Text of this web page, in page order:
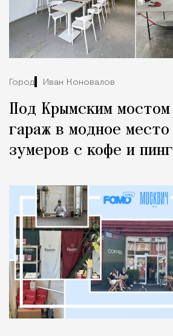
Город Иван Коновалов
Под Крымским мостом
гараж в модное
зумеров с кофе и